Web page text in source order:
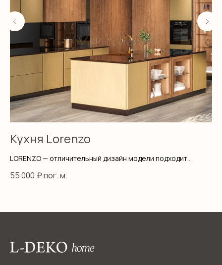
Кухня Lorenzo
LORENZO — отличительный дизайн модели подходит
55 000 ₽ пог. м.